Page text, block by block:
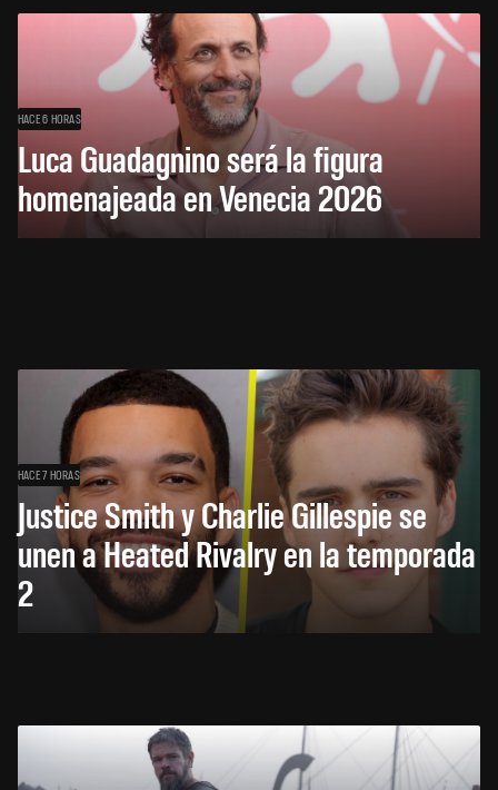
HACE 6 HORAS
Luca Guadagnino será la figura
homenajeada en Venecia 2026
HACE 7 HORAS
Justice Smith y Charlie Gillespie se
unen a Heated Rivalry en la temporada
2